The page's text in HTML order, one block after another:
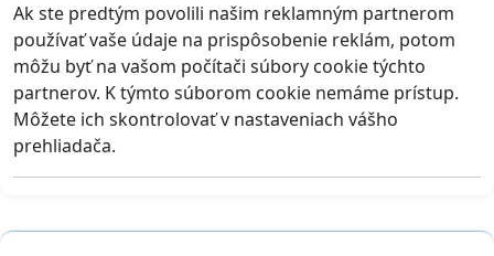
Ak ste predtým povolili našim reklamným partnerom
používať vaše údaje na prispôsobenie reklám, potom
môžu byť na vašom počítači súbory cookie týchto
partnerov. K týmto súborom cookie nemáme prístup.
Môžete ich skontrolovať v nastaveniach vášho
prehliadača.